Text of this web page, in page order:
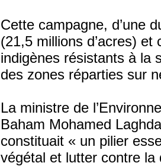
Cette campagne, d’une
(21,5 millions d’acres)
indigènes résistants à la
des zones réparties sur
La ministre de
Baham Mohamed
constituait « un pilier
végétal et lutter contre la